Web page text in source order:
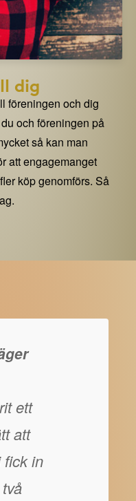
dig
föreningen och dig
och föreningen på
så kan man
att engagemanget
köp genomförs. Så
ett
att
fick in